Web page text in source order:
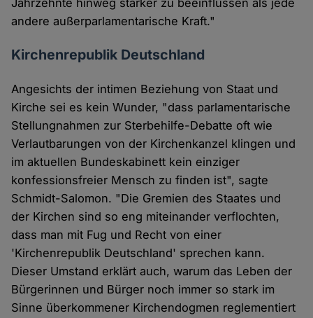
Jahrzehnte hinweg stärker zu beeinflussen als jede
andere außerparlamentarische Kraft."
Kirchenrepublik Deutschland
Angesichts der intimen Beziehung von Staat und
Kirche sei es kein Wunder, "dass parlamentarische
Stellungnahmen zur Sterbehilfe-Debatte oft wie
Verlautbarungen von der Kirchenkanzel klingen und
im aktuellen Bundeskabinett kein einziger
konfessionsfreier Mensch zu finden ist", sagte
Schmidt-Salomon. "Die Gremien des Staates und
der Kirchen sind so eng miteinander verflochten,
dass man mit Fug und Recht von einer
'Kirchenrepublik Deutschland' sprechen kann.
Dieser Umstand erklärt auch, warum das Leben der
Bürgerinnen und Bürger noch immer so stark im
Sinne überkommener Kirchendogmen reglementiert